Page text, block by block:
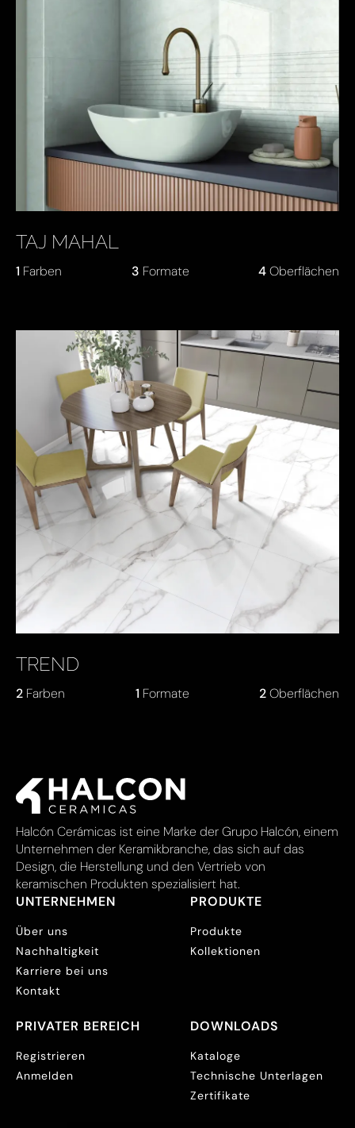
TAJ MAHAL
1 Farben 3 Formate 4Oberflächen
TREND
2 Farben 1 Formate 2Oberflächen
Halcón Cerámicas ist eine Marke der Grupo Halcón, einem
Unternehmen der Keramikbranche, das sich auf das
Design, die Herstellung und den Vertrieb von
keramischen Produkten spezialisiert hat.
UNTERNEHMEN
Über uns
Nachhaltigkeit
Karriere bei uns
Kontakt
PRODUKTE
Produkte
Kollektionen
PRIVATER BEREICH
Registrieren
Anmelden
DOWNLOADS
Kataloge
Technische Unterlagen
Zertifikate